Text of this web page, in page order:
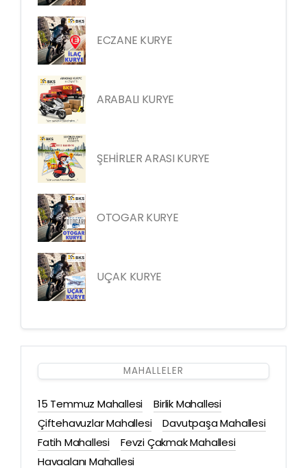
ECZANE KURYE
ARABALI KURYE
ŞEHİRLER ARASI KURYE
OTOGAR KURYE
UÇAK KURYE
MAHALLELER
15 Temmuz Mahallesi
Birlik Mahallesi
Çiftehavuzlar Mahallesi
Davutpaşa Mahallesi
Fatih Mahallesi
Fevzi Çakmak Mahallesi
Havaalanı Mahallesi